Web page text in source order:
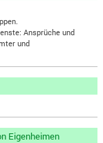
Ansprüche und
und
Eigenheimen